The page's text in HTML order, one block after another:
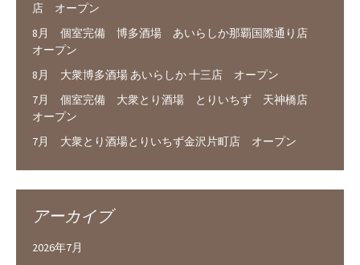
店 オープン
8月 個室完備 博多酒場 あいらしか那覇国際通り店
オープン
8月 大衆博多酒場 あいらしか 十三店 オープン
7月 個室完備 大衆とり酒場 とりいちず 天神橋店
オープン
7月 大衆とり酒場とりいちず金沢片町店 オープン
アーカイブ
2026年7月